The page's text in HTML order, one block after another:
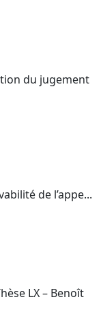
du jugement
de l’appe...
LX – Benoît